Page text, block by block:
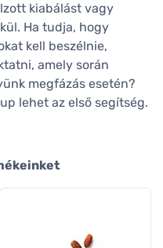
kiabálást vagy
Ha tudja, hogy
kell beszélnie,
amely során
megfázás esetén?
lehet az első segítség.